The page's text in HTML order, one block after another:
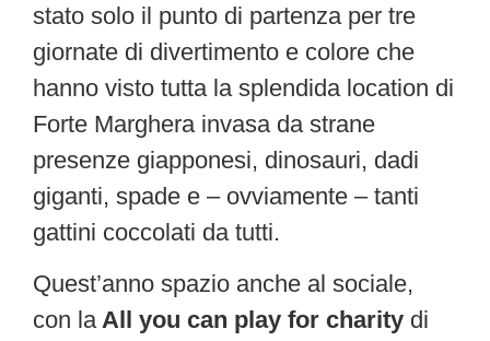
stato solo il punto di partenza per tre
giornate di divertimento e colore che
hanno visto tutta la splendida location di
Forte Marghera invasa da strane
presenze giapponesi, dinosauri, dadi
giganti, spade e – ovviamente – tanti
gattini coccolati da tutti.
Quest’anno spazio anche al sociale,
con laAll you can play for charity di